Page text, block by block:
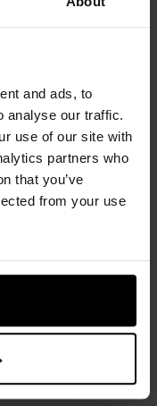
and ads, to
analyse our traffic.
use of our site with
partners who
that you’ve
from your use
Beretta. У
та
і системою
дистрибуції
в кількох
успіх
наборі,
щороку.